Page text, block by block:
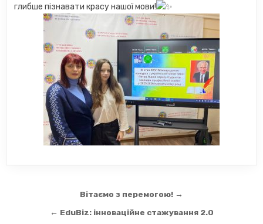
глибше пізнавати красу нашої мови!
Навігація
записів
Вітаємо з перемогою! →
← EduBiz: інноваційне стажування 2.0